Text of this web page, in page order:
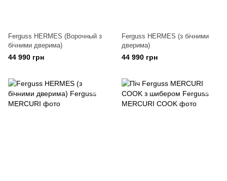
Ferguss HERMES (Ворочный з
бічними дверима)
44 990 грн
Ferguss HERMES (з бічними
дверима)
44 990 грн